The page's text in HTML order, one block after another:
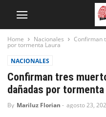
Home Nacionales Confirman
por tormenta Laura
NACIONALES
Confirman tres
dañadas por tormenta
By Mariluz Florian - agosto 23,